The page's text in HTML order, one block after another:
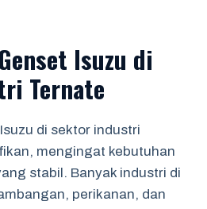
Isuzu di
Ternate
di sektor industri
mengingat kebutuhan
stabil. Banyak industri di
perikanan, dan